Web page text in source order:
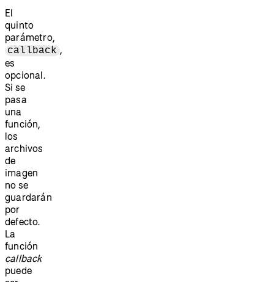
El
quinto
parámetro,
callback ,
es
opcional.
Si se
pasa
una
función,
los
archivos
de
imagen
no se
guardarán
por
defecto.
La
función
callback
puede